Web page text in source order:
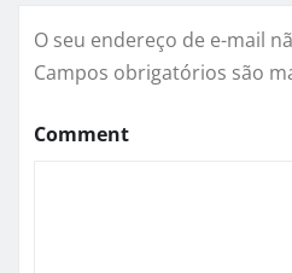
O seu endereço de e-mail
Campos obrigatórios são
Comment